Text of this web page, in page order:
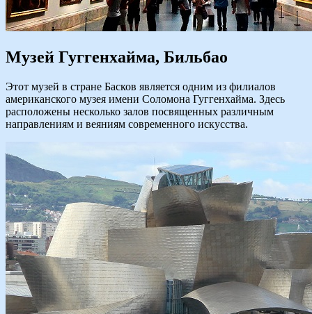
Музей Гуггенхайма, Бильбао
Этот музей в стране Басков является одним из филиалов
американского музея имени Соломона Гуггенхайма. Здесь
расположены несколько залов посвященных различным
направлениям и веяниям современного искусства.